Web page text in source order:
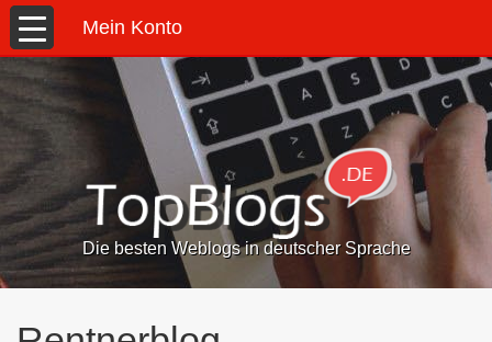
Mein Konto
Die besten Weblogs in deutscher Sprache